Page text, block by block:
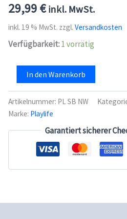
29,99€ inkl. MwSt.
inkl. 19 % MwSt. zzgl. Versandkosten
Verfügbarkeit:1 vorrätig
Playlife
Skateboard
Nightwing
31"x
8"
Menge
In den Warenkorb
Artikelnummer: PL SB NW
Marke: Playlife
Garantiert sicherer